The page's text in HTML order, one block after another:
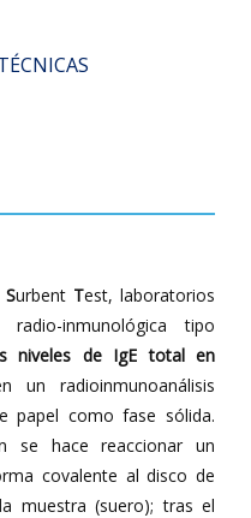
Surbent Test, laboratorios
inmunológica tipo
niveles de IgE total en
un radioinmunoanálisis
papel como fase sólida.
se hace reaccionar un
covalente al disco de
muestra (suero); tras el